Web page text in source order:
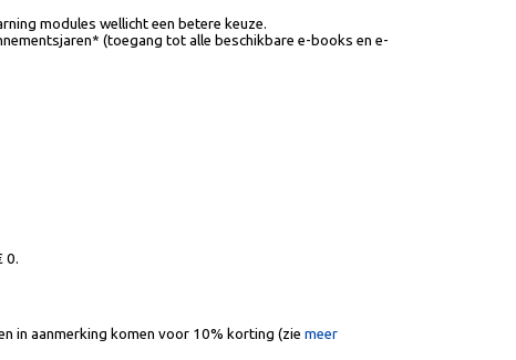
modules wellicht een betere keuze.
(toegang tot alle beschikbare e-books en e-
0.
in aanmerking komen voor 10% korting (zie meer